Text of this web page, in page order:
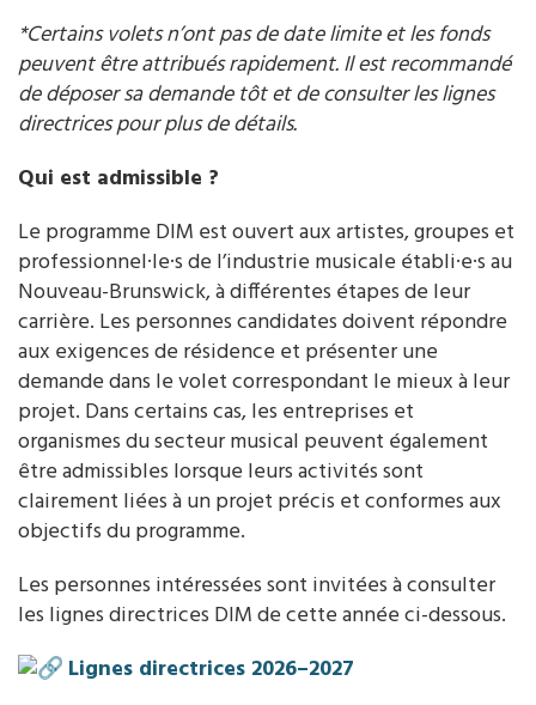
*Certains volets n’ont pas de date limite et les fonds
peuvent être attribués rapidement. Il est recommandé
de déposer sa demande tôt et de consulter les lignes
directrices pour plus de détails.
Qui est admissible ?
Le programme DIM est ouvert aux artistes, groupes et
professionnel·le·s de l’industrie musicale établi·e·s au
Nouveau-Brunswick, à différentes étapes de leur
carrière. Les personnes candidates doivent répondre
aux exigences de résidence et présenter une
demande dans le volet correspondant le mieux à leur
projet. Dans certains cas, les entreprises et
organismes du secteur musical peuvent également
être admissibles lorsque leurs activités sont
clairement liées à un projet précis et conformes aux
objectifs du programme.
Les personnes intéressées sont invitées à consulter
les lignes directrices DIM de cette année ci-dessous.
Lignes directrices 2026–2027